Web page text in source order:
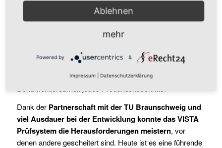
nicht leisten konnten.
Mit einem einzigartigen Ansatz zur Kontrolle in der
Transmission, also der Durchsicht, bietet das System eine
100%ige Qualitätskontrolle, die unabhängig von der
Tagesform der Mitarbeiter ist. Es spart nicht nur Zeit und
Kosten, sondern bietet auch eine vollständige
Dank derPartnerschaft mit der TU Braunschweig und
viel Ausdauer bei der Entwicklung konnte das VISTA
Prüfsystem die Herausforderungen meistern, vor
denen andere gescheitert sind. Heute ist es eine führende
Ablehnen
mehr
Powered by &
Impressum Datenschutzerklärung